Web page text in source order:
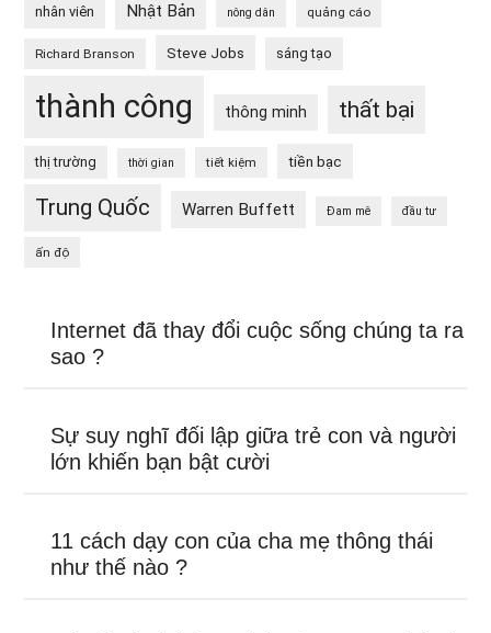
nhân viên Nhật Bản nông dân quảng cáo
Richard Branson Steve Jobs sáng tạo
thành công thông minh thất bại
thị trường thời gian tiết kiệm tiền bạc
Trung Quốc Warren Buffett Đam mê đầu tư
ấn độ
Internet đã thay đổi cuộc sống chúng ta ra
sao ?
Sự suy nghĩ đối lập giữa trẻ con và người
lớn khiến bạn bật cười
11 cách dạy con của cha mẹ thông thái
như thế nào ?